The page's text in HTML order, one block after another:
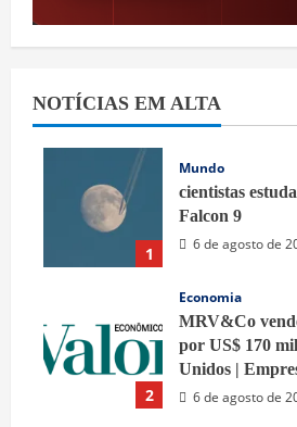
NOTÍCIAS EM ALTA
1
Mundo
cientistas
Falcon 9
6 de agosto de
2
Economia
MRV&Co
por US$ 170
Unidos |
6 de agosto de